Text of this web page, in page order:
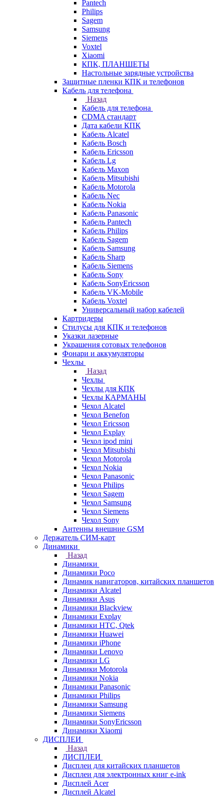
Pantech
Philips
Sagem
Samsung
Siemens
Voxtel
Xiaomi
КПК, ПЛАНШЕТЫ
Настольные зарядные устройства
Защитные пленки КПК и телефонов
Кабель для телефона
Назад
Кабель для телефона
CDMA стандарт
Дата кабели КПК
Кабель Alcatel
Кабель Bosch
Кабель Ericsson
Кабель Lg
Кабель Maxon
Кабель Mitsubishi
Кабель Motorola
Кабель Nec
Кабель Nokia
Кабель Panasonic
Кабель Pantech
Кабель Philips
Кабель Sagem
Кабель Samsung
Кабель Sharp
Кабель Siemens
Кабель Sony
Кабель SonyEricsson
Кабель VK-Mobile
Кабель Voxtel
Универсальный набор кабелей
Картридеры
Стилусы для КПК и телефонов
Указки лазерные
Украшения сотовых телефонов
Фонари и аккумуляторы
Чехлы
Назад
Чехлы
Чехлы для КПК
Чехлы КАРМАНЫ
Чехол Alcatel
Чехол Benefon
Чехол Ericsson
Чехол Explay
Чехол ipod mini
Чехол Mitsubishi
Чехол Motorola
Чехол Nokia
Чехол Panasonic
Чехол Philips
Чехол Sagem
Чехол Samsung
Чехол Siemens
Чехол Sony
Антенны внешние GSM
Держатель СИМ-карт
Динамики
Назад
Динамики
Динамики Poco
Динамик навигаторов, китайских планшетов
Динамики Alcatel
Динамики Asus
Динамики Blackview
Динамики Explay
Динамики HTC, Qtek
Динамики Huawei
Динамики iPhone
Динамики Lenovo
Динамики LG
Динамики Motorola
Динамики Nokia
Динамики Panasonic
Динамики Philips
Динамики Samsung
Динамики Siemens
Динамики SonyEricsson
Динамики Xiaomi
ДИСПЛЕИ
Назад
ДИСПЛЕИ
Дисплеи для китайских планшетов
Дисплеи для электронных книг e-ink
Дисплей Acer
Дисплей Alcatel